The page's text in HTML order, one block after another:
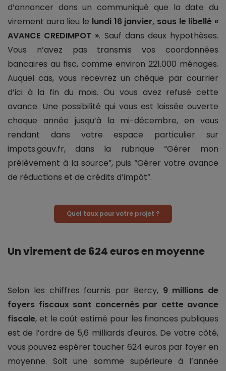
d’annoncer dans un communiqué que la date du
virement aura lieu le lundi 16 janvier, sous le libellé «
AVANCE CREDIMPOT ». Sauf dans deux hypothèses.
Vous n’avez pas transmis vos coordonnées
bancaires au fisc, comme environ 221.000 ménages.
Auquel cas, vous recevrez un chèque par courrier
d’ici à la fin du mois. Ou vous avez refusé cette
avance. Une possibilité qui vous est laissée ouverte
chaque année jusqu’à la mi-décembre, en vous
rendant dans votre espace particulier sur
impots.gouv.fr, dans la rubrique “Gérer mon
prélèvement à la source”, puis “Gérer votre avance
de réductions et de crédits d’impôt”.
Quel taux pour votre projet ?
Un virement de 624 euros en moyenne
Selon les chiffres fournis par Bercy, 9 millions de
foyers fiscaux sont concernés par cette avance
fiscale, et le coût estimé pour les finances publiques
est de l’ordre de 5,6 milliards d'euros. De votre côté,
vous pouvez espérer toucher 624 euros par foyer en
moyenne. Soit une somme supérieure à l’année